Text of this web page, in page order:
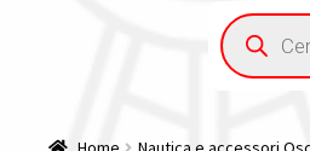
Acquisto iva 4%
Spedizioni in europa
Ricerca
prodotti